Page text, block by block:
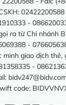
-
ra từ Chi nhánh
-
minh giao dịch thẻ,
-
code: